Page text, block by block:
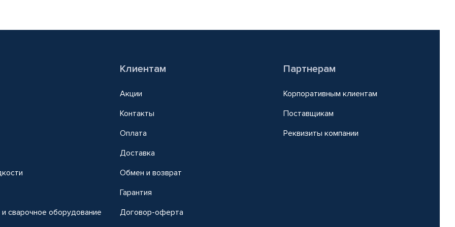
сварочное оборудование
Клиентам
Акции
Контакты
Оплата
Доставка
Обмен и возврат
Гарантия
Договор-оферта
Партнерам
Корпоративным клиентам
Поставщикам
Реквизиты компании